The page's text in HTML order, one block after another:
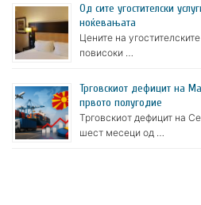
Oд сите угостителски
ноќевањата
Цените на
повисоки …
Трговскиот дефицит на
првото полугодие
Трговскиот дефицит на
шест месеци од …